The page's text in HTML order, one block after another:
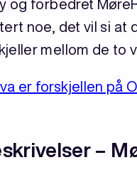
og forbedret
noe, det vil si at
mellom de to
er forskjellen på
–